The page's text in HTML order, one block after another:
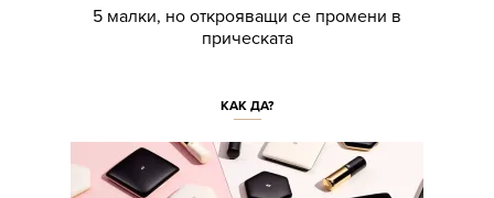
5 малки, но открояващи се промени в
прическата
КАК ДА?